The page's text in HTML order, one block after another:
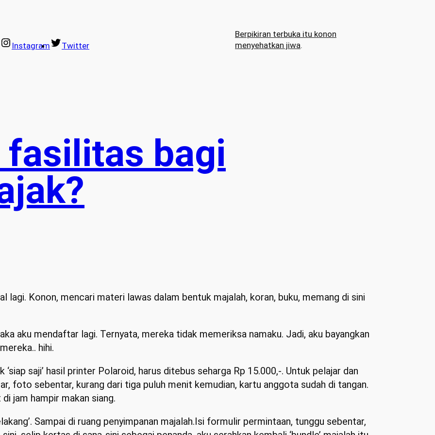
Instagram Twitter
Berpikiran terbuka itu konon
menyehatkan jiwa.
bagi
lagi. Konon, mencari materi lawas dalam bentuk majalah, koran, buku, memang di sini
aku mendaftar lagi. Ternyata, mereka tidak memeriksa namaku. Jadi, aku bayangkan
hihi.
saji’ hasil printer Polaroid, harus ditebus seharga Rp 15.000,-. Untuk pelajar dan
foto sebentar, kurang dari tiga puluh menit kemudian, kartu anggota sudah di tangan.
jam hampir makan siang.
Sampai di ruang penyimpanan majalah.Isi formulir permintaan, tunggu sebentar,